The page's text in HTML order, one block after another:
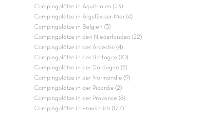
Campingplätze in Aquitanien (23)
Campingplätze in Argelès-sur-Mer (4)
Campingplätze in Belgien (3)
Campingplätze in den Niederlanden (22)
Campingplätze in der Ardèche (4)
Campingplätze in der Bretagne (10)
Campingplätze in der Dordogne (5)
Campingplätze in der Normandie (9)
Campingplätze in der Picardie (2)
Campingplätze in der Provence (8)
Campingplätze in Frankreich (177)